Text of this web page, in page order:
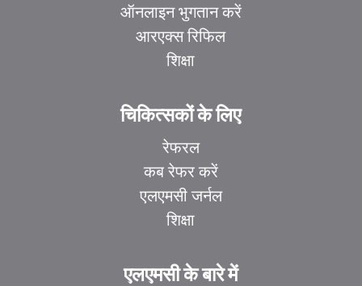
ऑनलाइन भुगतान करें
आरएक्स रिफिल
शिक्षा
चिकित्सकों के लिए
रेफरल
कब रेफर करें
एलएमसी जर्नल
शिक्षा
एलएमसी के बारे में